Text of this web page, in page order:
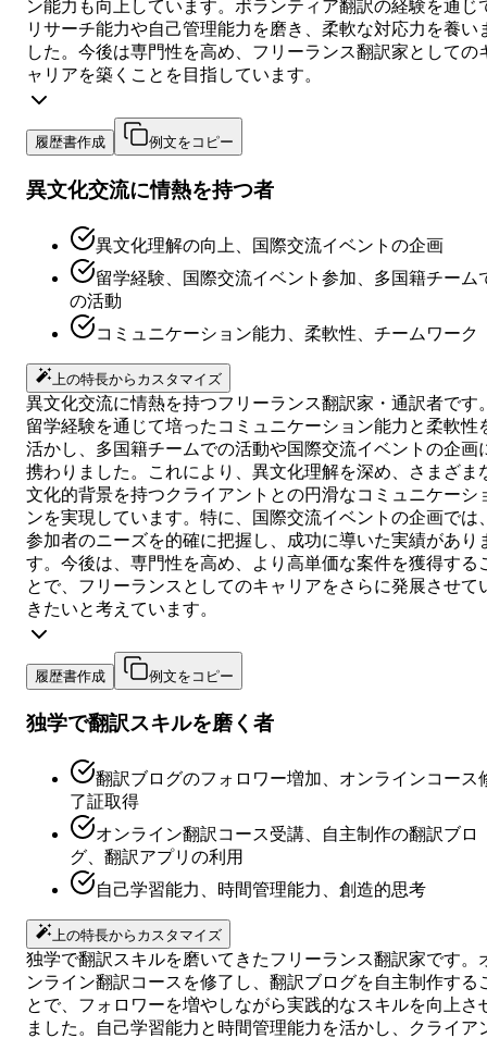
ン能力も向上しています。ボランティア翻訳の経験を通じ
リサーチ能力や自己管理能力を磨き、柔軟な対応力を養い
した。今後は専門性を高め、フリーランス翻訳家としての
ャリアを築くことを目指しています。
履歴書作成 例文をコピー
異文化交流に情熱を持つ者
異文化理解の向上、国際交流イベントの企画
留学経験、国際交流イベント参加、多国籍チーム
の活動
コミュニケーション能力、柔軟性、チームワーク
上の特長からカスタマイズ
異文化交流に情熱を持つフリーランス翻訳家・通訳者です
留学経験を通じて培ったコミュニケーション能力と柔軟性
活かし、多国籍チームでの活動や国際交流イベントの企画
携わりました。これにより、異文化理解を深め、さまざま
文化的背景を持つクライアントとの円滑なコミュニケーシ
ンを実現しています。特に、国際交流イベントの企画では
参加者のニーズを的確に把握し、成功に導いた実績があり
す。今後は、専門性を高め、より高単価な案件を獲得する
とで、フリーランスとしてのキャリアをさらに発展させて
きたいと考えています。
履歴書作成 例文をコピー
独学で翻訳スキルを磨く者
翻訳ブログのフォロワー増加、オンラインコース
了証取得
オンライン翻訳コース受講、自主制作の翻訳ブロ
グ、翻訳アプリの利用
自己学習能力、時間管理能力、創造的思考
上の特長からカスタマイズ
独学で翻訳スキルを磨いてきたフリーランス翻訳家です。
ンライン翻訳コースを修了し、翻訳ブログを自主制作する
とで、フォロワーを増やしながら実践的なスキルを向上さ
ました。自己学習能力と時間管理能力を活かし、クライア